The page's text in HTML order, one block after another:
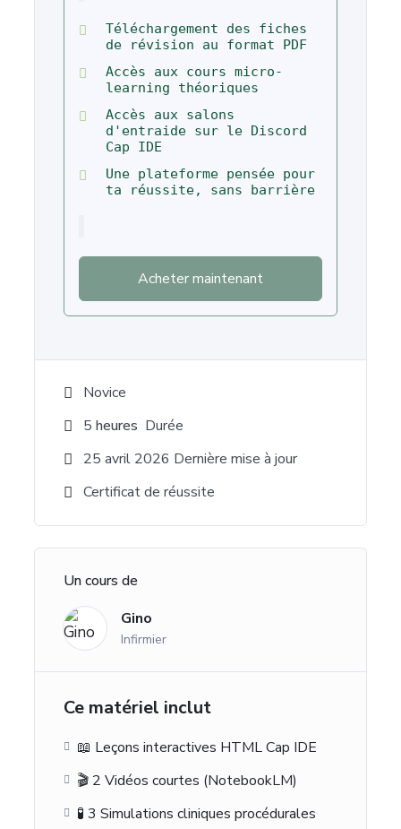
Téléchargement des fiches
de révision au format PDF
Accès aux cours micro-
learning théoriques
Accès aux salons
d'entraide sur le Discord
Cap IDE
Une plateforme pensée pour
ta réussite, sans barrière
Acheter maintenant
Novice
5 heures Durée
25 avril 2026 Dernière mise à jour
Certificat de réussite
Un cours de
Gino
Infirmier
Ce matériel inclut
📖 Leçons interactives HTML Cap IDE
🎬 2 Vidéos courtes (NotebookLM)
🧪 3 Simulations cliniques procédurales